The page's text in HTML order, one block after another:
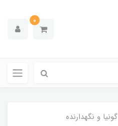
0
گونیا و نگهدارنده